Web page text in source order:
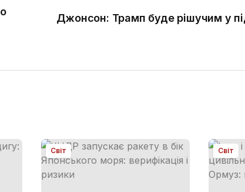
Джонсон: Трамп буде рішучим у
Світ Світ